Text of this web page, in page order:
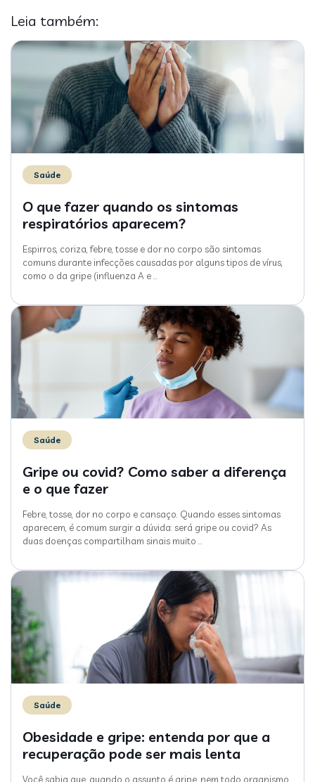
Leia também:
Saúde
O que fazer quando os sintomas
respiratórios aparecem?
Espirros, coriza, febre, tosse e dor no corpo são sintomas
comuns durante infecções causadas por alguns tipos de vírus,
como o da gripe (influenza A e…
Saúde
Gripe ou covid? Como saber a diferença
e o que fazer
Febre, tosse, dor no corpo e cansaço. Quando esses sintomas
aparecem, é comum surgir a dúvida: será gripe ou covid? As
duas doenças compartilham sinais muito …
Saúde
Obesidade e gripe: entenda por que a
recuperação pode ser mais lenta
Você sabia que, quando o assunto é gripe, nem todo organismo